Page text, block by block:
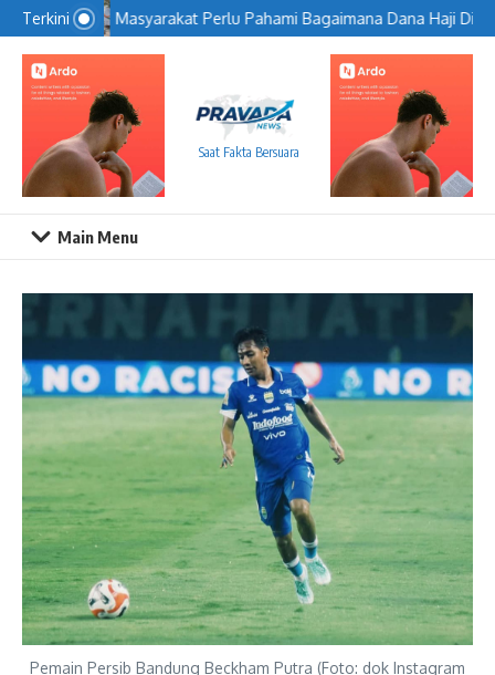
Lewati ke konten
Terkini Masyarakat Perlu Pahami Bagaimana Dana Haji
Saat Fakta Bersuara
Main Menu
Pemain Persib Bandung Beckham Putra (Foto: dok Instagram